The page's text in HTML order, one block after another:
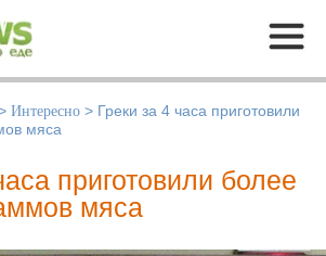
Меню
Интересно > Греки за 4 часа приготовили
мяса
приготовили более
мяса